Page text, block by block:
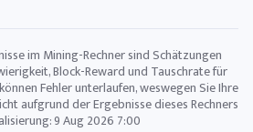
im Mining-Rechner sind Schätzungen
Block-Reward und Tauschrate für
Fehler unterlaufen, weswegen Sie Ihre
aufgrund der Ergebnisse dieses Rechners
9 Aug 2026 7:00